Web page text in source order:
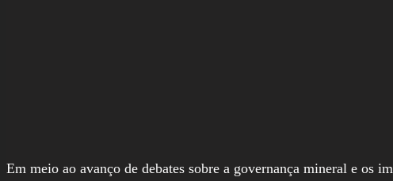
Em meio ao avanço de debates sobre a governança mineral e os